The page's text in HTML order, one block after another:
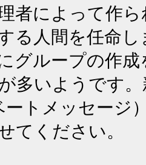
者によって作
る人間を任命
グループの作
多いようです
ートメッセージ
てください。